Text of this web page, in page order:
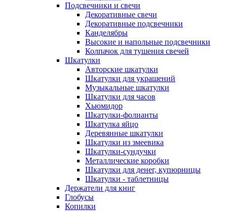
Подсвечники и свечи
Декоративные свечи
Декоративные подсвечники
Канделябры
Высокие и напольные подсвечники
Колпачок для тушения свечей
Шкатулки
Авторские шкатулки
Шкатулки для украшений
Музыкальные шкатулки
Шкатулки для часов
Хьюмидор
Шкатулки-фолианты
Шкатулка яйцо
Деревянные шкатулки
Шкатулки из змеевика
Шкатулки-сундучки
Металлические коробки
Шкатулки для денег, купюрницы
Шкатулки - таблетницы
Держатели для книг
Глобусы
Копилки